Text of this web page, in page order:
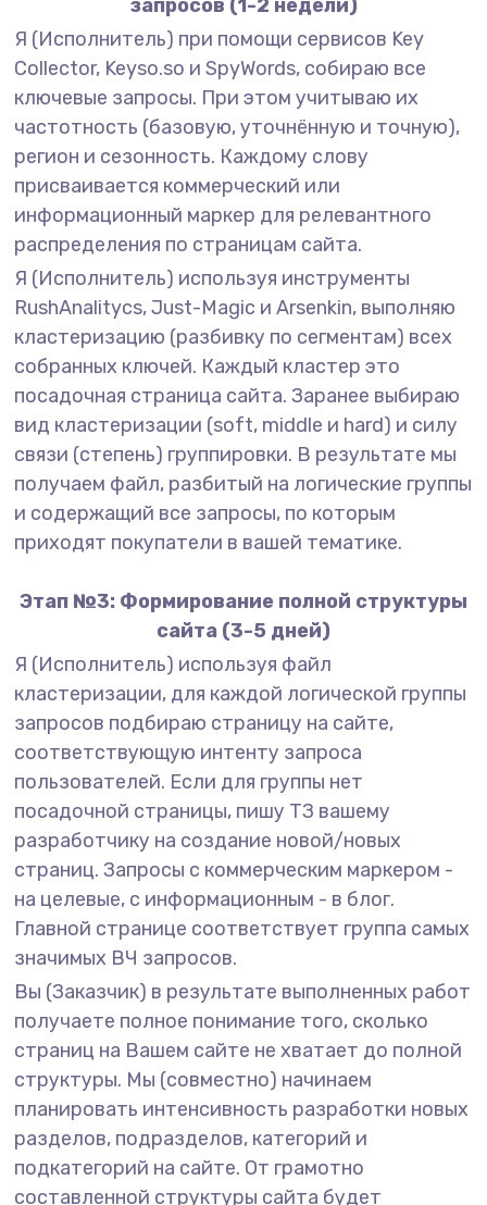
запросов (1-2 недели)
Я (Исполнитель) при помощи сервисов Key
Collector, Keyso.so и SpyWords, собираю все
ключевые запросы. При этом учитываю их
частотность (базовую, уточнённую и точную),
регион и сезонность. Каждому слову
присваивается коммерческий или
информационный маркер для релевантного
распределения по страницам сайта.
Я (Исполнитель) используя инструменты
RushAnalitycs, Just-Magic и Arsenkin, выполняю
кластеризацию (разбивку по сегментам) всех
собранных ключей. Каждый кластер это
посадочная страница сайта. Заранее выбираю
вид кластеризации (soft, middle и hard) и силу
связи (степень) группировки. В результате мы
получаем файл, разбитый на логические группы
и содержащий все запросы, по которым
приходят покупатели в вашей тематике.
Этап №3: Формирование полной структуры
сайта (3-5 дней)
Я (Исполнитель) используя файл
кластеризации, для каждой логической группы
запросов подбираю страницу на сайте,
соответствующую интенту запроса
пользователей. Если для группы нет
посадочной страницы, пишу ТЗ вашему
разработчику на создание новой/новых
страниц. Запросы с коммерческим маркером -
на целевые, с информационным - в блог.
Главной странице соответствует группа самых
значимых ВЧ запросов.
Вы (Заказчик) в результате выполненных работ
получаете полное понимание того, сколько
страниц на Вашем сайте не хватает до полной
структуры. Мы (совместно) начинаем
планировать интенсивность разработки новых
разделов, подразделов, категорий и
подкатегорий на сайте. От грамотно
составленной структуры сайта будет